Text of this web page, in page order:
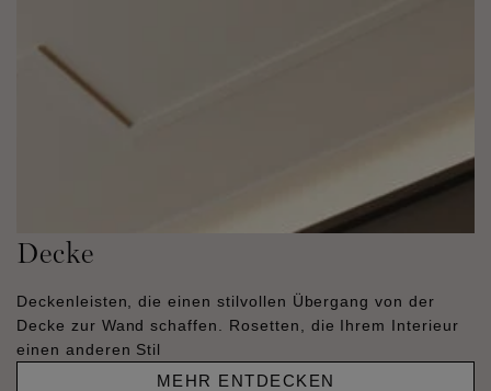
Decke
Deckenleisten, die einen stilvollen Übergang von der
Decke zur Wand schaffen. Rosetten, die Ihrem Interieur
einen anderen Stil
MEHR ENTDECKEN